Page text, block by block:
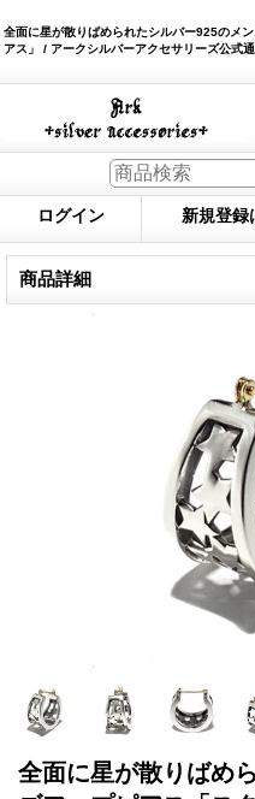
全面に星が散りばめられたシルバー925のメ
アス」 / アークシルバーアクセサリーズ公式
ログイン 新規登録
商品詳細
全面に星が散りばめ